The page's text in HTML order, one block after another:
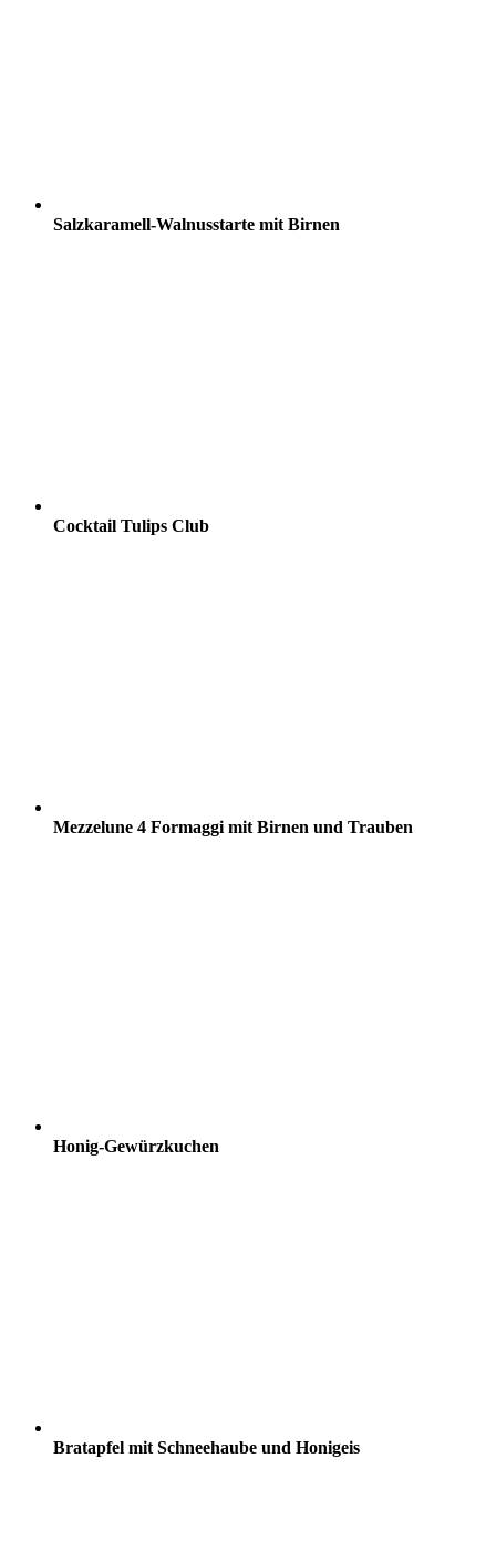
Salzkaramell-Walnusstarte mit Birnen
Cocktail Tulips Club
Mezzelune 4 Formaggi mit Birnen und Trauben
Honig-Gewürzkuchen
Bratapfel mit Schneehaube und Honigeis